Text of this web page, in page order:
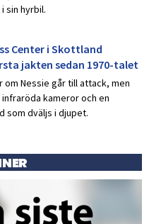
sin hyrbil.
Center i Skottland
jakten sedan 1970-talet
om Nessie går till attack, men
kameror och en
som dväljs i djupet.